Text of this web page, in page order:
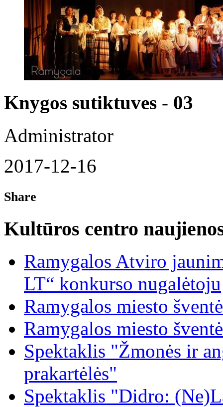
Knygos sutiktuves - 03
Administrator
2017-12-16
Share
Kultūros centro
Ramygalos Atviro
LT“ konkurso nugalėtoju
Ramygalos miesto šventė
Ramygalos miesto šventė
Spektaklis "Žmonės ir
prakartėlės"
Spektaklis "Didro: